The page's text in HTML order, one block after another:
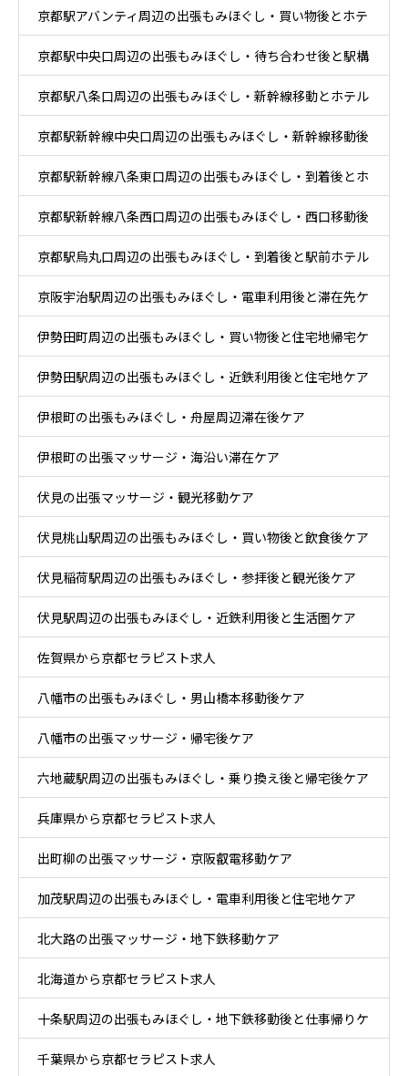
京都駅アバンティ周辺の出張もみほぐし・買い物後とホテ
ル休息ケア
京都駅中央口周辺の出張もみほぐし・待ち合わせ後と駅構
内移動ケア
京都駅八条口周辺の出張もみほぐし・新幹線移動とホテル
滞在ケア
京都駅新幹線中央口周辺の出張もみほぐし・新幹線移動後
と乗換ケア
京都駅新幹線八条東口周辺の出張もみほぐし・到着後とホ
テル休息ケア
京都駅新幹線八条西口周辺の出張もみほぐし・西口移動後
とホテル休息ケア
京都駅烏丸口周辺の出張もみほぐし・到着後と駅前ホテル
ケア
京阪宇治駅周辺の出張もみほぐし・電車利用後と滞在先ケ
ア
伊勢田町周辺の出張もみほぐし・買い物後と住宅地帰宅ケ
ア
伊勢田駅周辺の出張もみほぐし・近鉄利用後と住宅地ケア
伊根町の出張もみほぐし・舟屋周辺滞在後ケア
伊根町の出張マッサージ・海沿い滞在ケア
伏見の出張マッサージ・観光移動ケア
伏見桃山駅周辺の出張もみほぐし・買い物後と飲食後ケア
伏見稲荷駅周辺の出張もみほぐし・参拝後と観光後ケア
伏見駅周辺の出張もみほぐし・近鉄利用後と生活圏ケア
佐賀県から京都セラピスト求人
八幡市の出張もみほぐし・男山橋本移動後ケア
八幡市の出張マッサージ・帰宅後ケア
六地蔵駅周辺の出張もみほぐし・乗り換え後と帰宅後ケア
兵庫県から京都セラピスト求人
出町柳の出張マッサージ・京阪叡電移動ケア
加茂駅周辺の出張もみほぐし・電車利用後と住宅地ケア
北大路の出張マッサージ・地下鉄移動ケア
北海道から京都セラピスト求人
十条駅周辺の出張もみほぐし・地下鉄移動後と仕事帰りケ
ア
千葉県から京都セラピスト求人